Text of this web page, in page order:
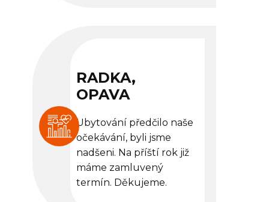
RADKA,
OPAVA
Ubytování předčilo naše
očekávání, byli jsme
nadšeni. Na příští rok již
máme zamluvený
termín. Děkujeme.